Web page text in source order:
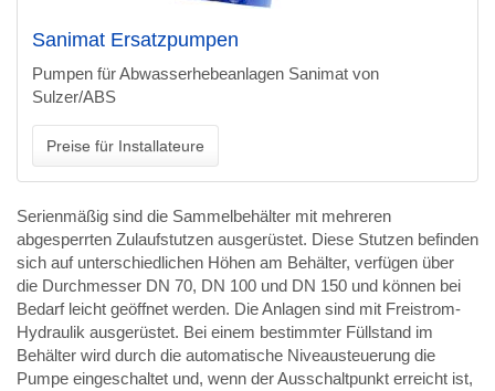
Sanimat Ersatzpumpen
Pumpen für Abwasserhebeanlagen Sanimat von
Sulzer/ABS
Preise für Installateure
Serienmäßig sind die Sammelbehälter mit mehreren
abgesperrten Zulaufstutzen ausgerüstet. Diese Stutzen befinden
sich auf unterschiedlichen Höhen am Behälter, verfügen über
die Durchmesser DN 70, DN 100 und DN 150 und können bei
Bedarf leicht geöffnet werden. Die Anlagen sind mit Freistrom-
Hydraulik ausgerüstet. Bei einem bestimmter Füllstand im
Behälter wird durch die automatische Niveausteuerung die
Pumpe eingeschaltet und, wenn der Ausschaltpunkt erreicht ist,